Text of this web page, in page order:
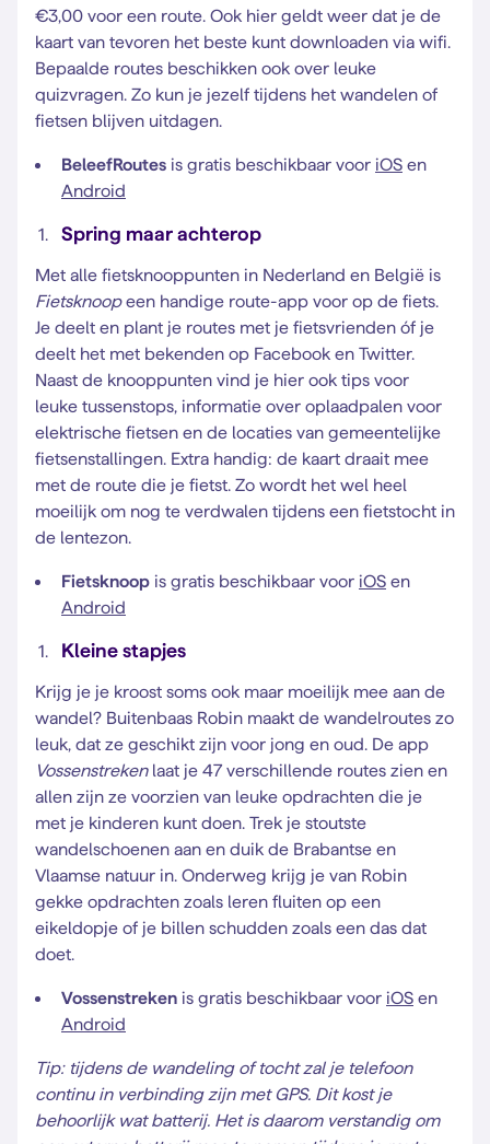
€3,00 voor een route. Ook hier geldt weer dat je de
kaart van tevoren het beste kunt downloaden via wifi.
Bepaalde routes beschikken ook over leuke
quizvragen. Zo kun je jezelf tijdens het wandelen of
fietsen blijven uitdagen.
BeleefRoutes is gratis beschikbaar voor iOS en
Android
Spring maar achterop
Met alle fietsknooppunten in Nederland en België is
Fietsknoopeen handige route-app voor op de fiets.
Je deelt en plant je routes met je fietsvrienden óf je
deelt het met bekenden op Facebook en Twitter.
Naast de knooppunten vind je hier ook tips voor
leuke tussenstops, informatie over oplaadpalen voor
elektrische fietsen en de locaties van gemeentelijke
fietsenstallingen. Extra handig: de kaart draait mee
met de route die je fietst. Zo wordt het wel heel
moeilijk om nog te verdwalen tijdens een fietstocht in
de lentezon.
Fietsknoop is gratis beschikbaar voor iOS en
Android
Kleine stapjes
Krijg je je kroost soms ook maar moeilijk mee aan de
wandel? Buitenbaas Robin maakt de wandelroutes zo
leuk, dat ze geschikt zijn voor jong en oud. De app
Vossenstrekenlaat je 47 verschillende routes zien en
allen zijn ze voorzien van leuke opdrachten die je
met je kinderen kunt doen. Trek je stoutste
wandelschoenen aan en duik de Brabantse en
Vlaamse natuur in. Onderweg krijg je van Robin
gekke opdrachten zoals leren fluiten op een
eikeldopje of je billen schudden zoals een das dat
doet.
Vossenstreken is gratis beschikbaar voor iOS en
Android
Tip: tijdens de wandeling of tocht zal je telefoon
continu in verbinding zijn met GPS. Dit kost je
behoorlijk wat batterij. Het is daarom verstandig om